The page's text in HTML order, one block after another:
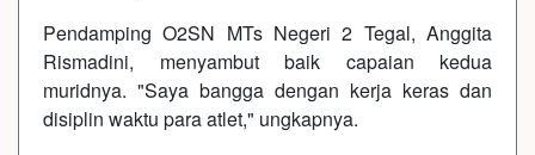
Pendamping O2SN MTs Negeri 2 Tegal, Anggita
Rismadini, menyambut baik capaian kedua
muridnya. "Saya bangga dengan kerja keras dan
disiplin waktu para atlet," ungkapnya.